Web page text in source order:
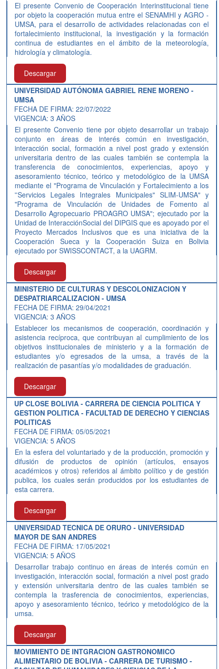
El presente Convenio de Cooperación Interinstitucional tiene
por objeto la cooperación mutua entre el SENAMHI y AGRO -
UMSA, para el desarrollo de actividades relacionadas con el
fortalecimiento institucional, la investigación y la formación
continua de estudiantes en el ámbito de la meteorología,
hidrología y climatología.
Descargar
UNIVERSIDAD AUTÓNOMA GABRIEL RENE MORENO -
UMSA
FECHA DE FIRMA: 22/07/2022
VIGENCIA: 3 AÑOS
El presente Convenio tiene por objeto desarrollar un trabajo
conjunto en áreas de interés común en investigación,
interacción social, formación a nivel post grado y extensión
universitaria dentro de las cuales también se contempla la
transferencia de conocimientos, experiencias, apoyo y
asesoramiento técnico, teórico y metodológico de la UMSA
mediante el "Programa de Vinculación y Fortalecimiento a los
''Servicios Legales Integrales Municipales" SLIM-UMSA" y
"Programa de Vinculación de Unidades de Fomento al
Desarrollo Agropecuario PROAGRO UMSA"; ejecutado por la
Unidad de InteracciónSocial del DIPGIS que es apoyado por el
Proyecto Mercados Inclusivos que es una iniciativa de la
Cooperación Sueca y la Cooperación Suiza en Bolivia
ejecutado por SWISSCONTACT, a la UAGRM.
Descargar
MINISTERIO DE CULTURAS Y DESCOLONIZACION Y
DESPATRIARCALIZACION - UMSA
FECHA DE FIRMA: 29/04/2021
VIGENCIA: 3 AÑOS
Establecer los mecanismos de cooperación, coordinación y
asistencia recíproca, que contribuyan al cumplimiento de los
objetivos institucionales de ministerio y a la formación de
estudiantes y/o egresados de la umsa, a través de la
realización de pasantías y/o modalidades de graduación.
Descargar
UP CLOSE BOLIVIA - CARRERA DE CIENCIA POLITICA Y
GESTION POLITICA - FACULTAD DE DERECHO Y CIENCIAS
POLITICAS
FECHA DE FIRMA: 05/05/2021
VIGENCIA: 5 AÑOS
En la esfera del voluntariado y de la producción, promoción y
difusión de productos de opinión (artículos, ensayos
académicos y otros) referidos al ámbito político y de gestión
publica, los cuales serán producidos por los estudiantes de
esta carrera.
Descargar
UNIVERSIDAD TECNICA DE ORURO - UNIVERSIDAD
MAYOR DE SAN ANDRES
FECHA DE FIRMA: 17/05/2021
VIGENCIA: 5 AÑOS
Desarrollar trabajo continuo en áreas de interés común en
investigación, interacción social, formación a nivel post grado
y extensión universitaria dentro de las cuales también se
contempla la trasferencia de conocimientos, experiencias,
apoyo y asesoramiento técnico, teórico y metodológico de la
umsa.
Descargar
MOVIMIENTO DE INTGRACION GASTRONOMICO
ALIMENTARIO DE BOLIVIA - CARRERA DE TURISMO -